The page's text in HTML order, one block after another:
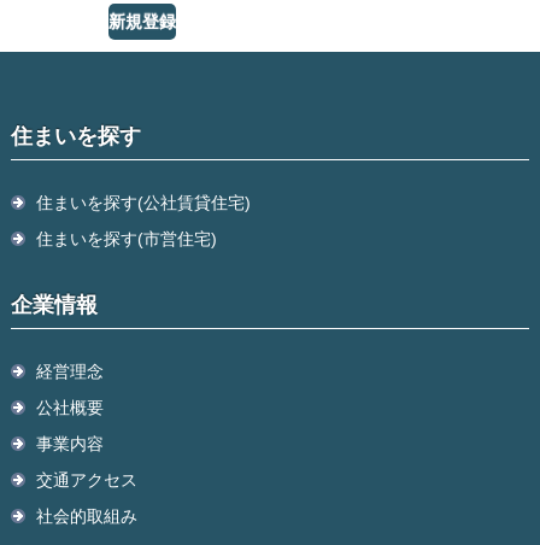
新規登録
住まいを探す
住まいを探す(公社賃貸住宅)
住まいを探す(市営住宅)
企業情報
経営理念
公社概要
事業内容
交通アクセス
社会的取組み